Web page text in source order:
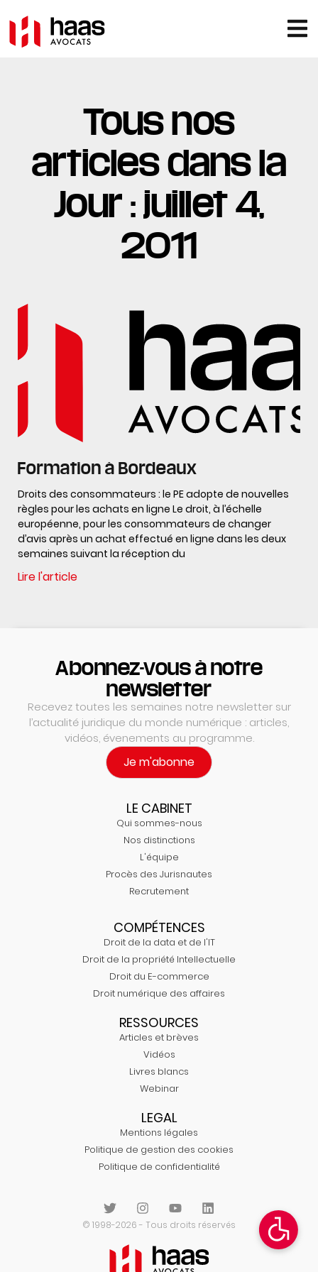
Tous nos
articles dans la
Jour : juillet 4,
2011
Formation à Bordeaux
Droits des consommateurs : le PE adopte de nouvelles
règles pour les achats en ligne Le droit, à l’échelle
européenne, pour les consommateurs de changer
d’avis après un achat effectué en ligne dans les deux
semaines suivant la réception du
Lire l'article
Abonnez-vous à notre
newsletter
Recevez toutes les semaines notre newsletter sur
l’actualité juridique du monde numérique : articles,
vidéos, évenements au programme.
Je m'abonne
LE CABINET
Qui sommes-nous
Nos distinctions
L'équipe
Procès des Jurisnautes
Recrutement
COMPÉTENCES
Droit de la data et de l'IT
Droit de la propriété Intellectuelle
Droit du E-commerce
Droit numérique des affaires
RESSOURCES
Articles et brèves
Vidéos
Livres blancs
Webinar
LEGAL
Mentions légales
Politique de gestion des cookies
Politique de confidentialité
© 1998-2026 - Tous droits réservés